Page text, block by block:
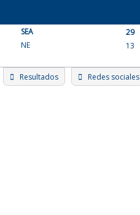
content
SEA
29
NE
13
Resultados Redes sociales